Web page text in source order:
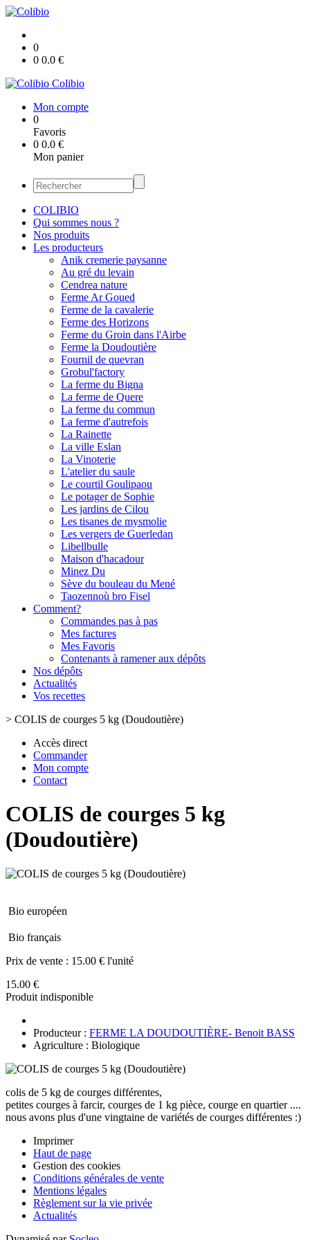
0
0 0.0 €
Colibio
Mon compte
0
Favoris
0 0.0 €
Mon panier
COLIBIO
Qui sommes nous ?
Nos produits
Les producteurs
Anik cremerie paysanne
Au gré du levain
Cendrea nature
Ferme Ar Goued
Ferme de la cavalerie
Ferme des Horizons
Ferme du Groin dans l'Airbe
Ferme la Doudoutière
Fournil de quevran
Grobul'factory
La ferme du Bigna
La ferme de Quere
La ferme du commun
La ferme d'autrefois
La Rainette
La ville Eslan
La Vinoterie
L'atelier du saule
Le courtil Goulipaou
Le potager de Sophie
Les jardins de Cilou
Les tisanes de mysmolie
Les vergers de Guerledan
Libellbulle
Maison d'hacadour
Minez Du
Sève du bouleau du Mené
Taozennoù bro Fisel
Comment?
Commandes pas à pas
Mes factures
Mes Favoris
Contenants à ramener aux dépôts
Nos dépôts
Actualités
Vos recettes
> COLIS de courges 5 kg (Doudoutière)
Accès direct
Commander
Mon compte
Contact
COLIS de courges 5 kg
(Doudoutière)
Bio européen
Bio français
Prix de vente : 15.00 € l'unité
15.00 €
Produit indisponible
Producteur : FERME LA DOUDOUTIÈRE- Benoit BASS
Agriculture : Biologique
colis de 5 kg de courges différentes,
petites courges à farcir, courges de 1 kg pièce, courge en quartier ....
nous avons plus d'une vingtaine de variétés de courges différentes :)
Imprimer
Haut de page
Gestion des cookies
Conditions générales de vente
Mentions légales
Règlement sur la vie privée
Actualités